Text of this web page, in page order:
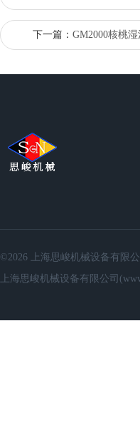
下一篇： GM2000核桃
©2026 上海思峻机械设备有限
上海思峻机械设备有限公司